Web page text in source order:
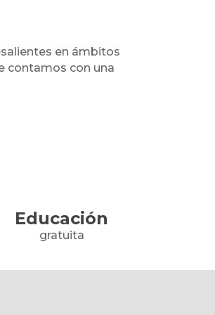
en ámbitos
contamos con una
Educación
gratuita